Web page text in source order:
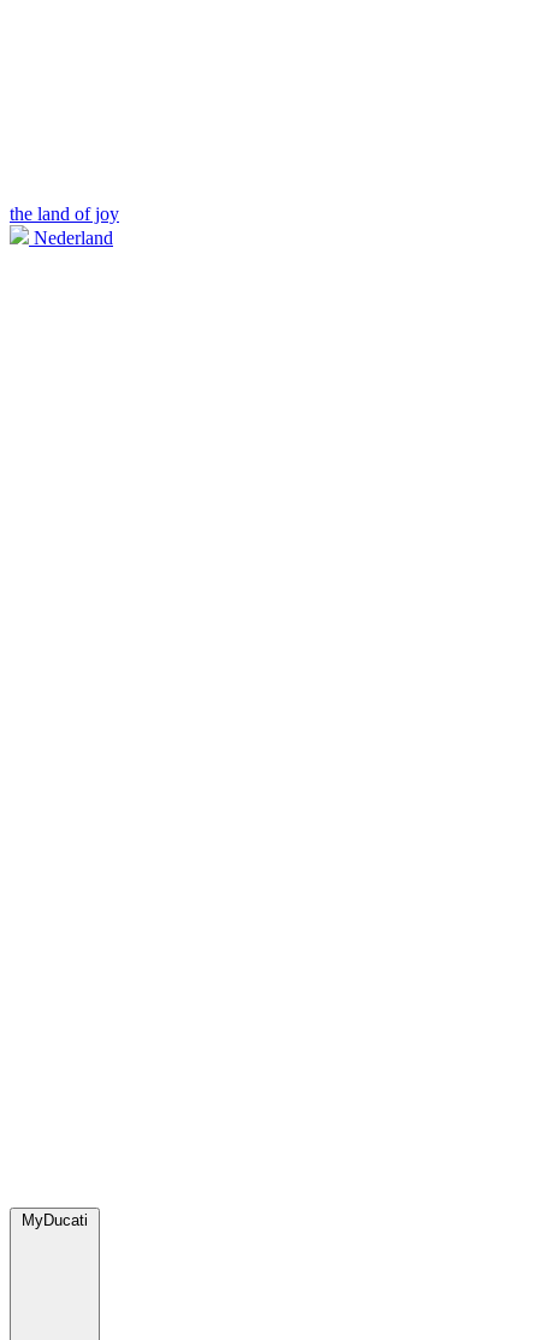
the land of joy
Nederland
MyDucati